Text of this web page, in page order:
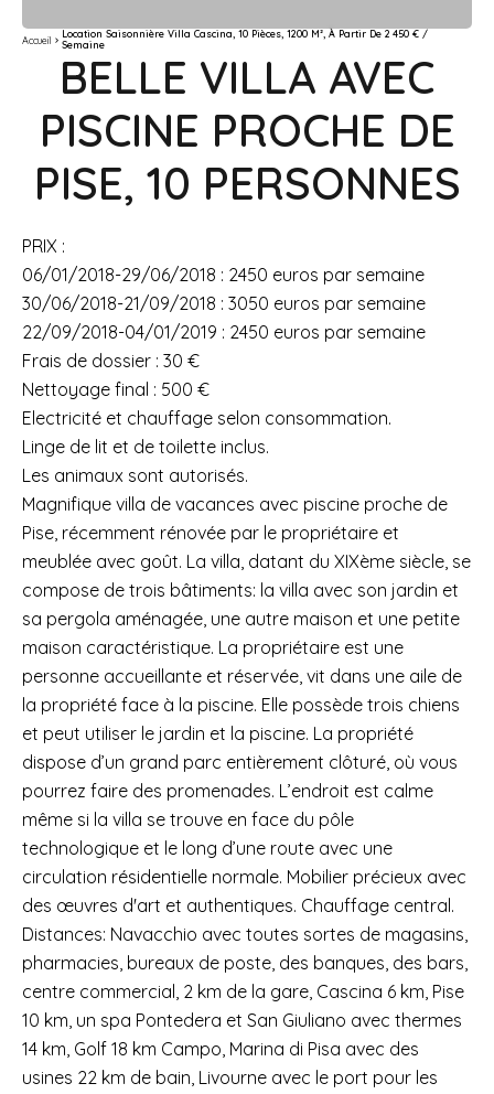
Accueil
Location Saisonnière Villa Cascina, 10 Pièces, 1200 M², À Partir De 2 450 € /
Semaine
BELLE VILLA AVEC
PISCINE PROCHE DE
PISE, 10 PERSONNES
PRIX :
06/01/2018-29/06/2018 : 2450 euros par semaine
30/06/2018-21/09/2018 : 3050 euros par semaine
22/09/2018-04/01/2019 : 2450 euros par semaine
Frais de dossier : 30 €
Nettoyage final : 500 €
Electricité et chauffage selon consommation.
Linge de lit et de toilette inclus.
Les animaux sont autorisés.
Magnifique villa de vacances avec piscine proche de
Pise, récemment rénovée par le propriétaire et
meublée avec goût. La villa, datant du XIXème siècle, se
compose de trois bâtiments: la villa avec son jardin et
sa pergola aménagée, une autre maison et une petite
maison caractéristique. La propriétaire est une
personne accueillante et réservée, vit dans une aile de
la propriété face à la piscine. Elle possède trois chiens
et peut utiliser le jardin et la piscine. La propriété
dispose d’un grand parc entièrement clôturé, où vous
pourrez faire des promenades. L’endroit est calme
même si la villa se trouve en face du pôle
technologique et le long d’une route avec une
circulation résidentielle normale. Mobilier précieux avec
des œuvres d'art et authentiques. Chauffage central.
Distances: Navacchio avec toutes sortes de magasins,
pharmacies, bureaux de poste, des banques, des bars,
centre commercial, 2 km de la gare, Cascina 6 km, Pise
10 km, un spa Pontedera et San Giuliano avec thermes
14 km, Golf 18 km Campo, Marina di Pisa avec des
usines 22 km de bain, Livourne avec le port pour les